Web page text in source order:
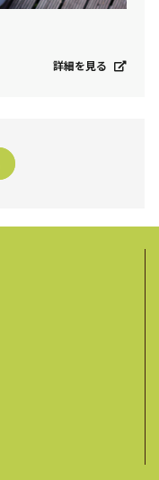
詳細を見る